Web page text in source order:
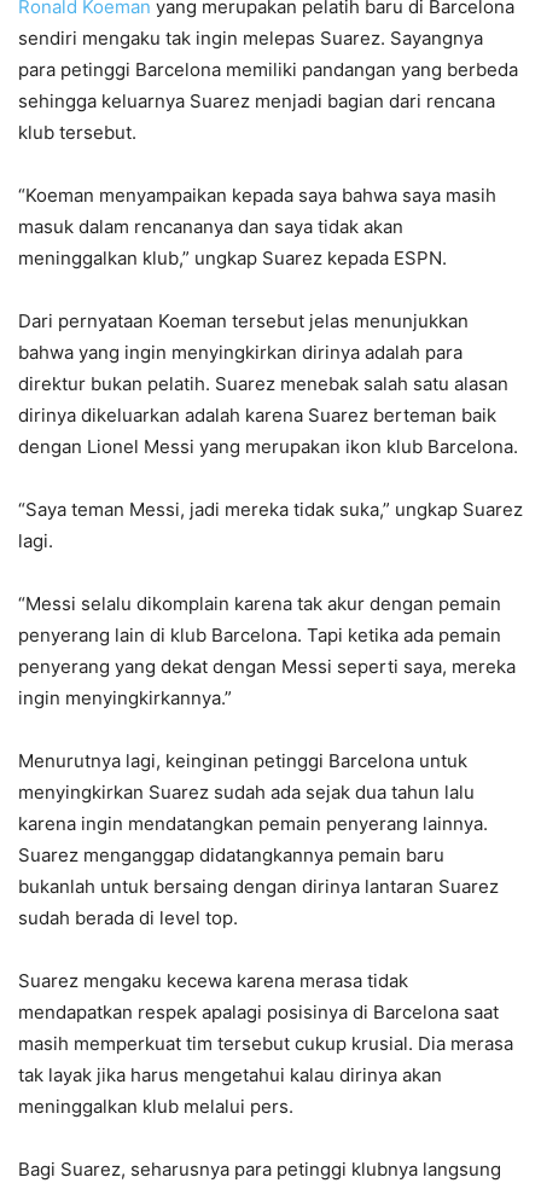
Ronald Koeman yang merupakan pelatih baru di Barcelona
sendiri mengaku tak ingin melepas Suarez. Sayangnya
para petinggi Barcelona memiliki pandangan yang berbeda
sehingga keluarnya Suarez menjadi bagian dari rencana
klub tersebut.
“Koeman menyampaikan kepada saya bahwa saya masih
masuk dalam rencananya dan saya tidak akan
meninggalkan klub,” ungkap Suarez kepada ESPN.
Dari pernyataan Koeman tersebut jelas menunjukkan
bahwa yang ingin menyingkirkan dirinya adalah para
direktur bukan pelatih. Suarez menebak salah satu alasan
dirinya dikeluarkan adalah karena Suarez berteman baik
dengan Lionel Messi yang merupakan ikon klub Barcelona.
“Saya teman Messi, jadi mereka tidak suka,” ungkap Suarez
lagi.
“Messi selalu dikomplain karena tak akur dengan pemain
penyerang lain di klub Barcelona. Tapi ketika ada pemain
penyerang yang dekat dengan Messi seperti saya, mereka
ingin menyingkirkannya.”
Menurutnya lagi, keinginan petinggi Barcelona untuk
menyingkirkan Suarez sudah ada sejak dua tahun lalu
karena ingin mendatangkan pemain penyerang lainnya.
Suarez menganggap didatangkannya pemain baru
bukanlah untuk bersaing dengan dirinya lantaran Suarez
sudah berada di level top.
Suarez mengaku kecewa karena merasa tidak
mendapatkan respek apalagi posisinya di Barcelona saat
masih memperkuat tim tersebut cukup krusial. Dia merasa
tak layak jika harus mengetahui kalau dirinya akan
meninggalkan klub melalui pers.
Bagi Suarez, seharusnya para petinggi klubnya langsung